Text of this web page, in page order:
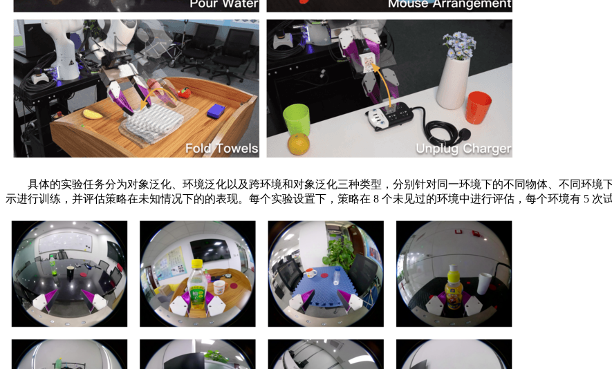
具体的实验任务分为对象泛化、环境泛化以及跨环境和对象泛化三种类型，分别针对同一环境下的不同物体、不同环境
示进行训练，并评估策略在未知情况下的的表现。每个实验设置下，策略在 8 个未见过的环境中进行评估，每个环境有 5 次试